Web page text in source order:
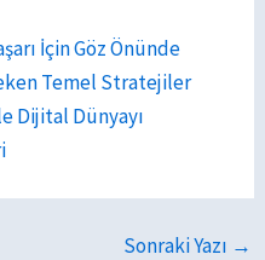
İçin Göz Önünde
Temel Stratejiler
Dijital Dünyayı
Sonraki Yazı →